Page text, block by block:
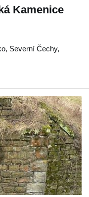
Kamenice
, Severní Čechy,